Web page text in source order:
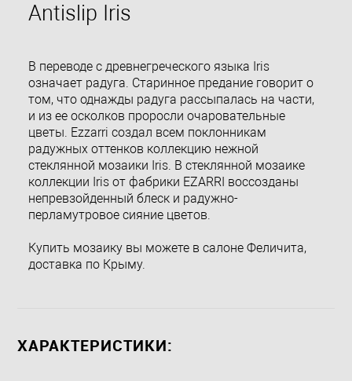
Antislip Iris
В переводе с древнегреческого языка Iris
означает радуга. Старинное предание говорит о
том, что однажды радуга рассыпалась на части,
и из ее осколков проросли очаровательные
цветы. Ezzarri создал всем поклонникам
радужных оттенков коллекцию нежной
стеклянной мозаики Iris. В стеклянной мозаике
коллекции Iris от фабрики EZARRI воссозданы
непревзойденный блеск и радужно-
перламутровое сияние цветов.
Купить мозаику вы можете в салоне Феличита,
доставка по Крыму.
ХАРАКТЕРИСТИКИ: